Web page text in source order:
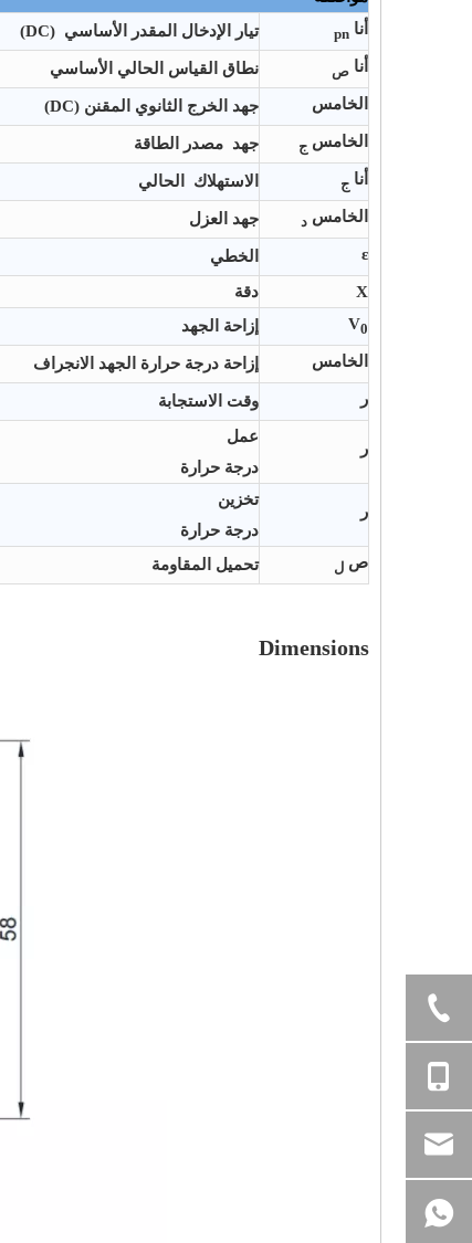
أنا pn تيار الإدخال المقدر الأساسي (DC)
أنا ص نطاق القياس الحالي الأساسي
الخامس
جهد الخرج الثانوي المقنن (DC)
الخامس ج جهد مصدر الطاقة
أنا ج الاستهلاك الحالي
الخامس د جهد العزل
ε
الخطي
X
دقة
V0 إزاحة الجهد
الخامس
إزاحة درجة حرارة الجهد الانجراف
ر
وقت الاستجابة
ر
عمل
درجة حرارة
ر
تخزين
درجة حرارة
ص ل تحميل المقاومة
Dimensions